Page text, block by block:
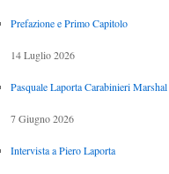
Prefazione e Primo Capitolo
14 Luglio 2026
Pasquale Laporta Carabinieri Marshal
7 Giugno 2026
Intervista a Piero Laporta